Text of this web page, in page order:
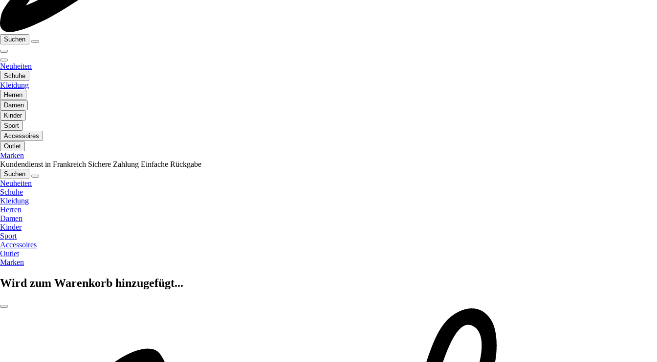
Suchen
Neuheiten
Schuhe
Kleidung
Herren
Damen
Kinder
Sport
Accessoires
Outlet
Marken
Kundendienst in Frankreich Sichere Zahlung Einfache Rückgabe
Suchen
Neuheiten
Schuhe
Kleidung
Herren
Damen
Kinder
Sport
Accessoires
Outlet
Marken
Wird zum Warenkorb hinzugefügt...